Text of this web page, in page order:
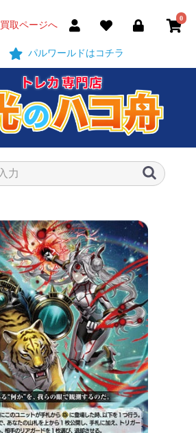
買取ページへ
パルワールドはコチラ
0